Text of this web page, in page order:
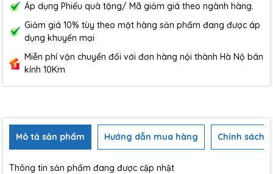
Áp dụng Phiếu quà tặng/ Mã giảm giá theo ngành hàng.
Giảm giá 10% tùy theo mặt hàng sản phẩm đang được áp
dụng khuyến mại
Miễn phí vận chuyển đối với đơn hàng nội thành Hà Nộ bán
kính 10Km
Mô tả sản phẩm Hướng dẫn mua hàng Chính sách
Thông tin sản phẩm đang được cập nhật